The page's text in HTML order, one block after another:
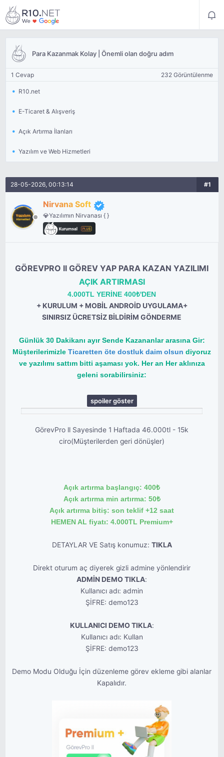
Para Kazanmak Kolay | Önemli olan doğru adım
1 Cevap 232 Görüntülenme
R10.net
E-Ticaret & Alışveriş
Açık Artırma İlanları
Yazılım ve Web Hizmetleri
28-05-2026, 00:13:14 #1
Nirvana Soft
💎Yazılımın Nirvanası { }
GÖREVPRO ll GÖREV YAP PARA KAZAN YAZILIMI
AÇIK ARTIRMASI
4.000TL YERİNE 400₺'DEN
+ KURULUM + MOBİL ANDROİD UYGULAMA+
SINIRSIZ ÜCRETSİZ BİLDİRİM GÖNDERME
Günlük 30 Dakikanı ayır Sende Kazananlar arasına Gir:
MüşterilerimizleTicaretten öte dostluk daim olsun diyoruz
ve yazılımı sattım bitti aşaması yok. Her an Her aklınıza
geleni sorabilirsiniz:
spoiler göster
GörevPro ll Sayesinde 1 Haftada 46.000tl - 15k
ciro(Müşterilerden geri dönüşler)
Açık artırma başlangıç: 400₺
Açık artırma min artırma: 50₺
Açık artırma bitiş: son teklif +12 saat
HEMEN AL fiyatı: 4.000TL Premium+
DETAYLAR VE Satış konumuz: TIKLA
Direkt oturum aç diyerek gizli admine yönlendirir
ADMİN DEMO TIKLA:
Kullanıcı adı: admin
ŞİFRE: demo123
KULLANICI DEMO TIKLA:
Kullanıcı adı: Kullan
ŞİFRE: demo123
Demo Modu Olduğu İçin düzenleme görev ekleme gibi alanlar
Kapalıdır.